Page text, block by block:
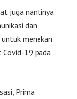
juga nantinya
dan
menekan
Covid-19 pada
Prima